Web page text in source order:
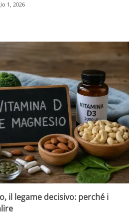
1, 2026
il legame decisivo: perché i